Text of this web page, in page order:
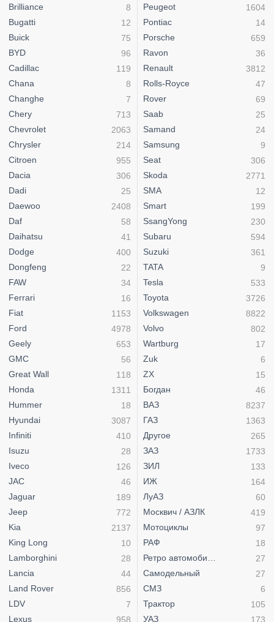
Brilliance
8
Bugatti
12
Buick
75
BYD
96
Cadillac
119
Chana
8
Changhe
7
Chery
713
Chevrolet
2063
Chrysler
214
Citroen
955
Dacia
306
Dadi
25
Daewoo
2408
Daf
58
Daihatsu
41
Dodge
400
Dongfeng
22
FAW
34
Ferrari
16
Fiat
1153
Ford
4978
Geely
653
GMC
56
Great Wall
118
Honda
1311
Hummer
18
Hyundai
3087
Infiniti
410
Isuzu
28
Iveco
126
JAC
46
Jaguar
189
Jeep
772
Kia
2137
King Long
10
Lamborghini
28
Lancia
44
Land Rover
856
LDV
7
Lexus
958
Peugeot
1604
Pontiac
14
Porsche
659
Ravon
36
Renault
3812
Rolls-Royce
47
Rover
69
Saab
25
Samand
24
Samsung
9
Seat
306
Skoda
2771
SMA
12
Smart
199
SsangYong
230
Subaru
594
Suzuki
361
TATA
9
Tesla
533
Toyota
3726
Volkswagen
8822
Volvo
802
Wartburg
17
Zuk
6
ZX
15
Богдан
46
ВАЗ
8237
ГАЗ
1363
Другое
265
ЗАЗ
1733
ЗИЛ
133
ИЖ
164
ЛуАЗ
60
Москвич / АЗЛК
419
Мотоциклы
97
РАФ
18
Ретро автомобили
27
Самодельный
27
СМЗ
6
Трактор
105
УАЗ
173